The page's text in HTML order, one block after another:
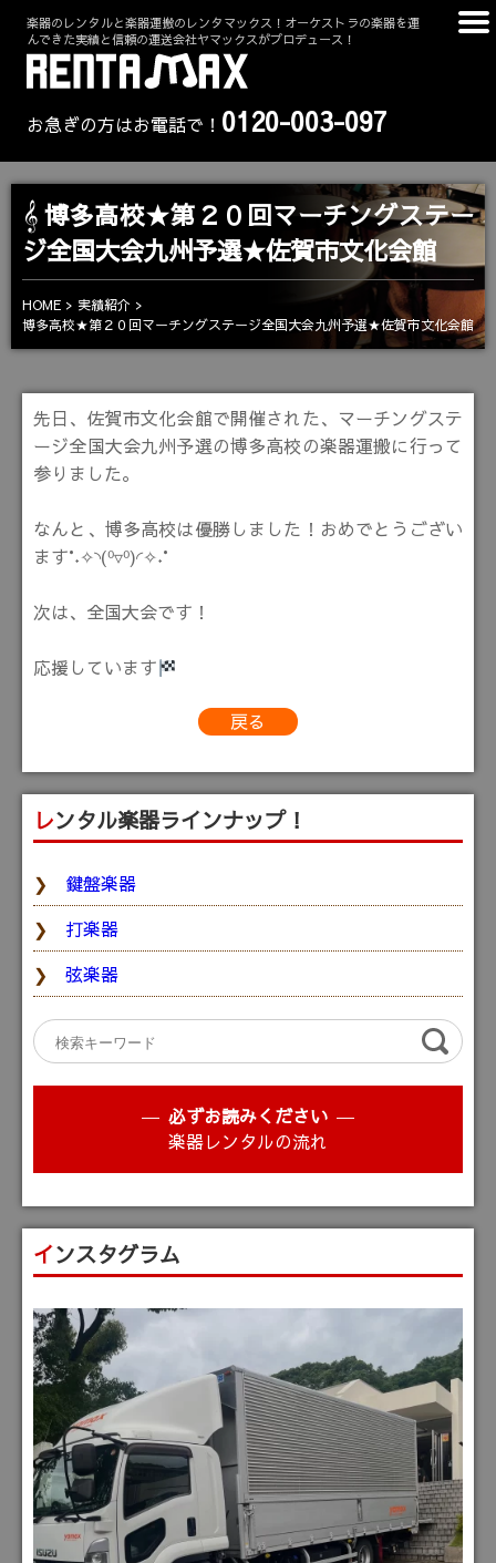
楽器のレンタルと楽器運搬のレンタマックス！オーケストラの楽器を運
んできた実績と信頼の運送会社ヤマックスがプロデュース！
お急ぎの方はお電話で！ 0120-003-097
博多高校★第２０回マーチングステー
ジ全国大会九州予選★佐賀市文化会館
HOME
実績紹介
博多高校★第２０回マーチングステージ全国大会九州予選★佐賀市文化会館
先日、佐賀市文化会館で開催された、マーチングステ
ージ全国大会九州予選の博多高校の楽器運搬に行って
参りました。
なんと、博多高校は優勝しました！おめでとうござい
ます°˖✧◝(⁰▿⁰)◜✧˖°
次は、全国大会です！
応援しています
戻る
レンタル楽器ラインナップ！
鍵盤楽器
打楽器
弦楽器
必ずお読みください
楽器レンタルの流れ
インスタグラム